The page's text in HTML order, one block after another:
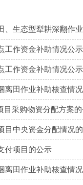
、生态型犁耕深翻作
工作资金补助情况公
工作资金补助情况公
离田作业补助核查情
目采购物资分配方案
目中央资金分配情况
付项目的公示
离田作业补助核查情